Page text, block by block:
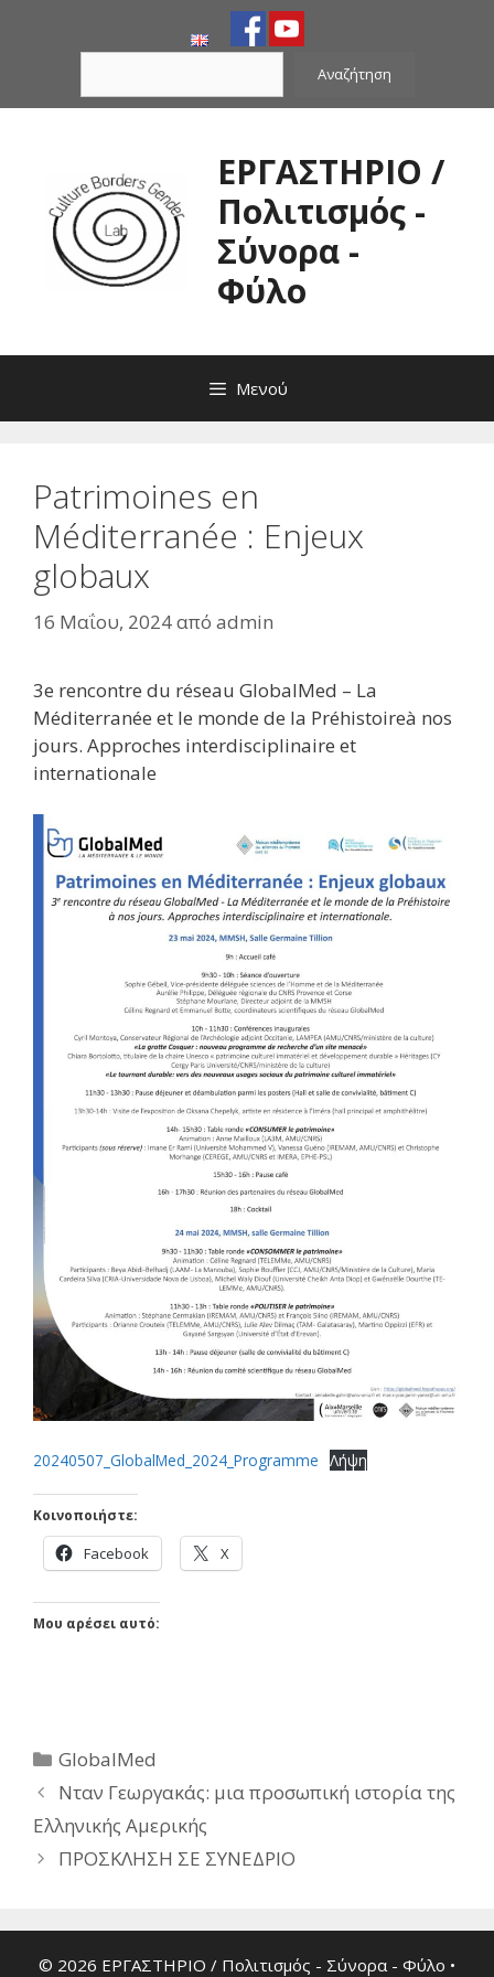
Αναζήτηση
ΕΡΓΑΣΤΗΡΙΟ /
Πολιτισμός -
Σύνορα -
Φύλο
Μενού
Patrimoines en
Méditerranée : Enjeux
globaux
16 Μαΐου, 2024από admin
3e rencontre du réseau GlobalMed – La
Méditerranée et le monde de la Préhistoireà nos
jours. Approches interdisciplinaire et
internationale
20240507_GlobalMed_2024_Programme Λήψη
Κοινοποιήστε:
Facebook X
Μου αρέσει αυτό:
Κατηγορίες
GlobalMed
Νταν Γεωργακάς: μια προσωπική ιστορία της
Ελληνικής Αμερικής
ΠΡΟΣΚΛΗΣΗ ΣΕ ΣΥΝΕΔΡΙΟ
© 2026 ΕΡΓΑΣΤΗΡΙΟ / Πολιτισμός - Σύνορα - Φύλο •